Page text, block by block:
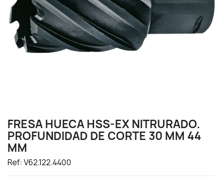
FRESA HUECA HSS-EX NITRURADO.
PROFUNDIDAD DE CORTE 30 MM 44
MM
Ref: V62.122.4400